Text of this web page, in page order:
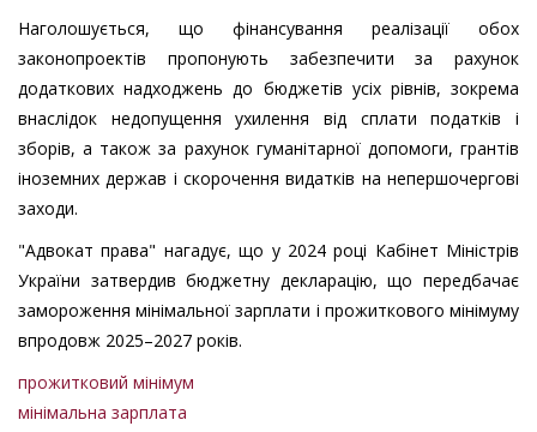
Наголошується, що фінансування реалізації обох
законопроектів пропонують забезпечити за рахунок
додаткових надходжень до бюджетів усіх рівнів, зокрема
внаслідок недопущення ухилення від сплати податків і
зборів, а також за рахунок гуманітарної допомоги, грантів
іноземних держав і скорочення видатків на непершочергові
заходи.
"Адвокат права" нагадує, що у 2024 році Кабінет Міністрів
України затвердив бюджетну декларацію, що передбачає
замороження мінімальної зарплати і прожиткового мінімуму
впродовж 2025–2027 років.
прожитковий мінімум
мінімальна зарплата